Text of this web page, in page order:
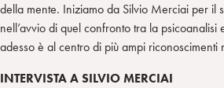
della mente. Iniziamo da Silvio Merciai per il
nell’avvio di quel confronto tra la psicoanalisi
adesso è al centro di più ampi riconoscimenti
INTERVISTA A SILVIO MERCIAI